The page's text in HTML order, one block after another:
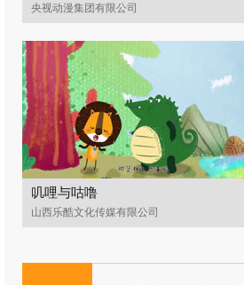
央视动漫集团有限公司
叽哩与咕噜
山西乐酷文化传媒有限公司